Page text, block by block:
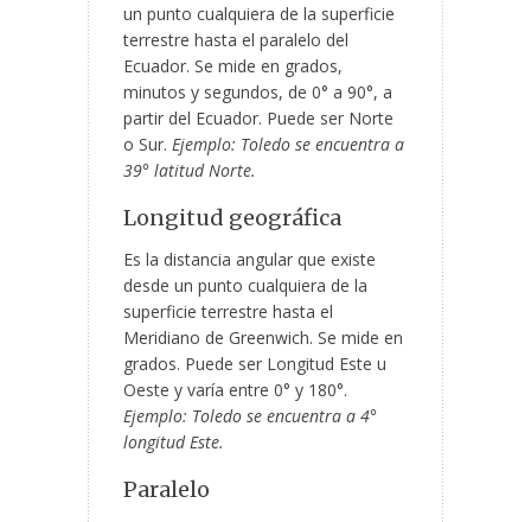
un punto cualquiera de la superficie
terrestre hasta el paralelo del
Ecuador. Se mide en grados,
minutos y segundos, de 0° a 90°, a
partir del Ecuador. Puede ser Norte
o Sur. Ejemplo: Toledo se encuentra a
39° latitud Norte.
Longitud geográfica
Es la distancia angular que existe
desde un punto cualquiera de la
superficie terrestre hasta el
Meridiano de Greenwich. Se mide en
grados. Puede ser Longitud Este u
Oeste y varía entre 0° y 180°.
Ejemplo: Toledo se encuentra a 4°
longitud Este.
Paralelo